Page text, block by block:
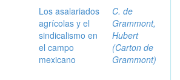
Los asalariados
agrícolas y el
sindicalismo en
el campo
mexicano
C. de
Grammont,
Hubert
(Carton de
Grammont)